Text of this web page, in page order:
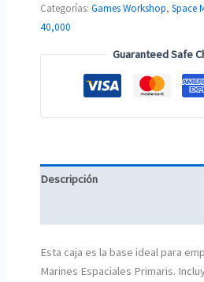
Categorías:Games Workshop,Space
40,000
Guaranteed Safe
Descripción
Esta caja es la base ideal para
Marines Espaciales Primaris.